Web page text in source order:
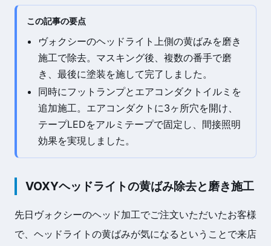
この記事の要点
ヴォクシーのヘッドライト上側の黄ばみを磨き
施工で除去。マスキング後、複数の番手で磨
き、最後に塗装を施して完了しました。
同時にフットランプとエアコンダクトイルミを
追加施工。エアコンダクトに3ヶ所穴を開け、
テープLEDをアルミテープで固定し、間接照明
効果を実現しました。
VOXYヘッドライトの黄ばみ除去と磨き施工
先日ヴォクシーのヘッド加工でご注文いただいたお客様
で、ヘッドライトの黄ばみが気になるということで来店